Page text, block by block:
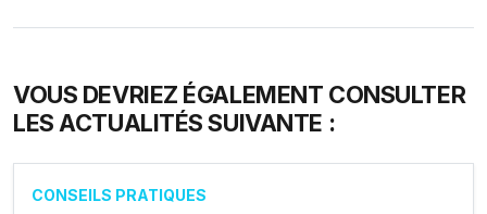
VOUS DEVRIEZ ÉGALEMENT CONSULTER
LES ACTUALITÉS SUIVANTE :
CONSEILS PRATIQUES